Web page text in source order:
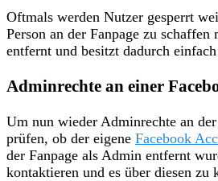
Oftmals werden Nutzer gesperrt
Person an der Fanpage zu
entfernt und besitzt dadurch
Adminrechte an einer
Um nun wieder Adminrechte an
prüfen, ob der eigene Facebook
der Fanpage als Admin entfernt
kontaktieren und es über diesen zu